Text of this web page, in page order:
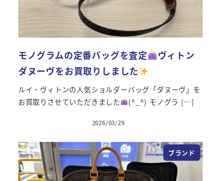
モノグラムの定番バッグを査定
ヴィトン
ダヌーヴをお買取りしました
ルイ・ヴィトンの人気ショルダーバッグ「ダヌーヴ」を
お買取りさせていただきました
(^_^) モノグラ […]
投稿日
2026/03/29
ブランド